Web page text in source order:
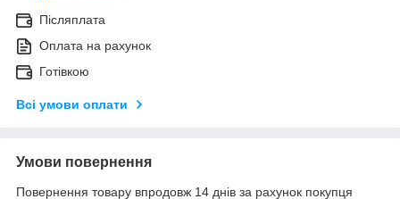
Післяплата
Оплата на рахунок
Готівкою
Всі умови оплати
Умови повернення
Повернення товару впродовж 14 днів за рахунок покупця